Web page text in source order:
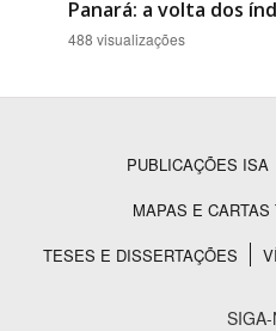
Panará: a volta dos
488 visualizações
Rodapé
PUBLICAÇÕES ISA
MAPAS E
TESES E DISSERTAÇÕES